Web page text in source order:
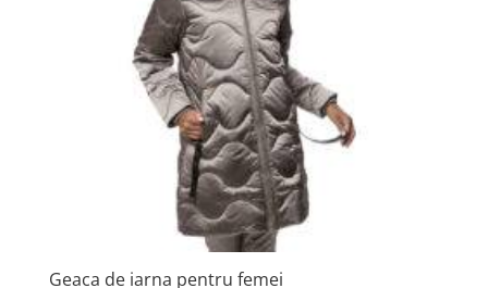
Geaca de iarna pentru femei